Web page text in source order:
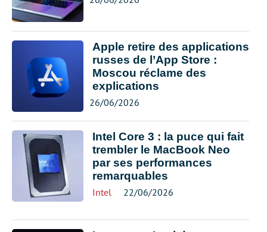
Apple retire des applications
russes de l’App Store :
Moscou réclame des
explications
26/06/2026
Intel Core 3 : la puce qui fait
trembler le MacBook Neo
par ses performances
remarquables
Intel 22/06/2026